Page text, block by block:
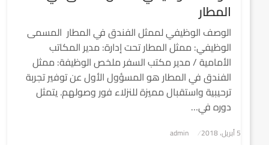
المطار
الوصف الوظيفي لممثل الفندق في المطار المسمى
الوظيفي: ممثل المطار تحت إدارة: مدير المكاتب
الأمامية / مدير مكتب السفر ملخص الوظيفة: ممثل
الفندق في المطار هو المسؤول الأول عن توفير تجربة
ترحيبية واستقبال مميزة للنزلاء فور وصولهم. يتمثل
دوره في…
نُشر
5 أبريل، 2018 admin